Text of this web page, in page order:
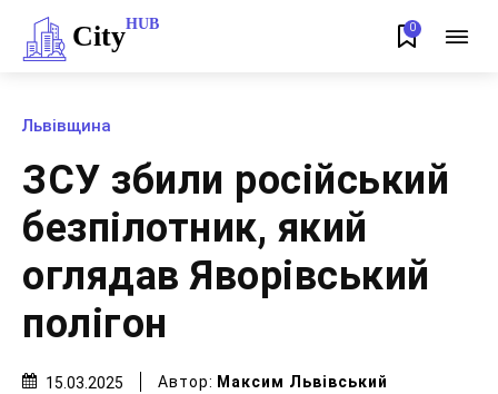
CityHUB 0
Львівщина
ЗСУ збили російський
безпілотник, який
оглядав Яворівський
полігон
15.03.2025 Автор: Максим Львівський